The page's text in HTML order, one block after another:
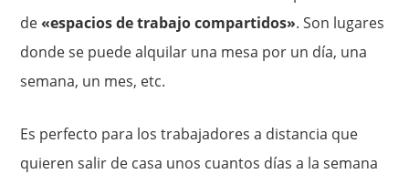
de«espacios de trabajo compartidos». Son lugares
donde se puede alquilar una mesa por un día, una
semana, un mes, etc.
Es perfecto para los trabajadores a distancia que
quieren salir de casa unos cuantos días a la semana